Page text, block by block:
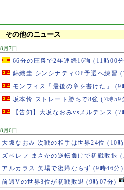
その他のニュース
8月7日
66分の圧勝で2年連続16強 (11時00
錦織圭 シンシナティOP予選へ練習
モンフィス「最後の章を書けた」 (9
坂本怜 ストレート勝ちで8強 (7時59
【告知】大坂なおみvsメルテンス (7
8月6日
大坂なおみ 次戦の相手は世界24位 (10
ズベレフ まさかの逆転負けで初戦敗退
アルカラス 欠場で復帰ならず (9時46分)
前週Vの世界8位が初戦敗退 (9時07分)